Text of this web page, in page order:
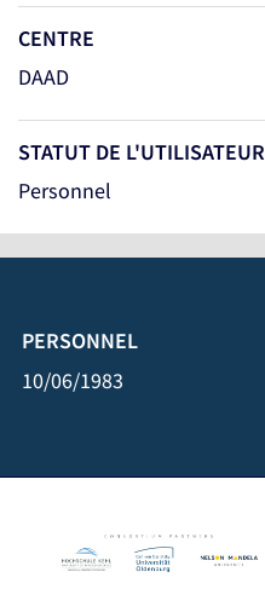
CENTRE
DAAD
STATUT DE L'UTILISATEUR
Personnel
PERSONNEL
10/06/1983